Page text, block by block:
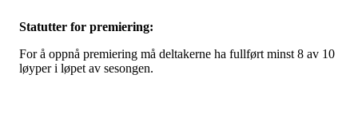
Statutter for premiering:
For å oppnå premiering må deltakerne ha fullført minst 8 av 10
løyper i løpet av sesongen.